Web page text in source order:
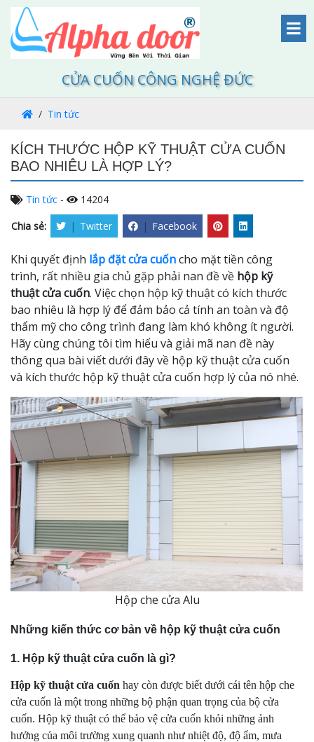
CỬA CUỐN CÔNG NGHỆ ĐỨC
Tin tức
KÍCH THƯỚC HỘP KỸ THUẬT CỬA CUỐN
BAO NHIÊU LÀ HỢP LÝ?
Tin tức -
14204
Chia sẻ:
| Twitter | Facebook
Khi quyết định lắp đặt cửa cuốncho mặt tiền công
trình, rất nhiều gia chủ gặp phải nan đề về hộp kỹ
thuật cửa cuốn. Việc chọn hộp kỹ thuật có kích thước
bao nhiêu là hợp lý để đảm bảo cả tính an toàn và độ
thẩm mỹ cho công trình đang làm khó không ít người.
Hãy cùng chúng tôi tìm hiểu và giải mã nan đề này
thông qua bài viết dưới đây về hộp kỹ thuật cửa cuốn
và kích thước hộp kỹ thuật cửa cuốn hợp lý của nó nhé.
Hộp che cửa Alu
Những kiến thức cơ bản về hộp kỹ thuật cửa cuốn
1. Hộp kỹ thuật cửa cuốn là gì?
Hộp kỹ thuật cửa cuốn hay còn được biết dưới cái tên hộp che
cửa cuốn là một trong những bộ phận quan trọng của bộ cửa
cuốn. Hộp kỹ thuật có thể bảo vệ cửa cuốn khỏi những ảnh
hưởng của môi trường xung quanh như nhiệt độ, độ ẩm, mưa